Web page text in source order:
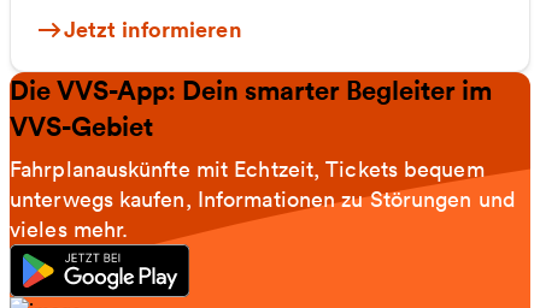
Jetzt informieren
Die VVS-App: Dein smarter Begleiter im
VVS-Gebiet
Fahrplanauskünfte mit Echtzeit, Tickets bequem
unterwegs kaufen, Informationen zu Störungen und
vieles mehr.